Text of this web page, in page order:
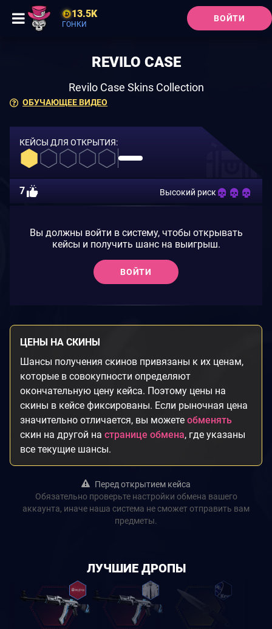
13.5K
ГОНКИ
ВОЙТИ
ОБУЧАЮЩЕЕ ВИДЕО
REVILO CASE
Revilo Case Skins Collection
КЕЙСЫ ДЛЯ ОТКРЫТИЯ:
7 Высокий риск
Вы должны войти в систему, чтобы открывать
кейсы и получить шанс на выигрыш.
ВОЙТИ
ЦЕНЫ НА СКИНЫ
Шансы получения скинов привязаны к их ценам,
которые в совокупности определяют
окончательную цену кейса. Поэтому цены на
скины в кейсе фиксированы. Если рыночная цена
значительно отличается, вы можете обменять
скин на другой на странице обмена, где указаны
все текущие шансы.
Перед открытием кейса
Обязательно проверьте настройки обмена вашего
аккаунта, иначе наша система не сможет отправить вам
предметы.
ЛУЧШИЕ ДРОПЫ